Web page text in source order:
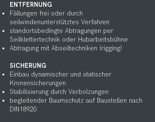
ENTFERNUNG
Fällungen frei oder durch
seilwindenunterstütztes Verfahren
standortsbedingte Abtragungen per
Seilklettertechnik oder Hubarbeitsbühne
Abtragung mit Abseiltechniken (rigging)
SICHERUNG
Einbau dynamischer und statischer
Kronensicherungen
Stabilisierung durch Verbolzungen
begleitender Baumschutz auf Baustellen nach
DIN18920